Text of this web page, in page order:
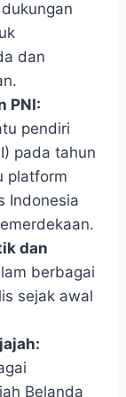
dan
PNI:
pendiri
pada tahun
platform
Indonesia
dan
berbagai
sejak awal
Belanda